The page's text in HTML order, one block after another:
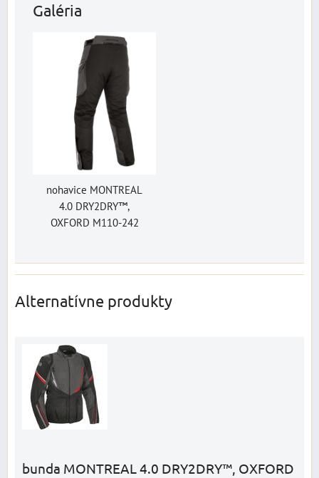
Galéria
nohavice MONTREAL
4.0 DRY2DRY™,
OXFORD M110-242
Alternatívne produkty
bunda MONTREAL 4.0 DRY2DRY™, OXFORD